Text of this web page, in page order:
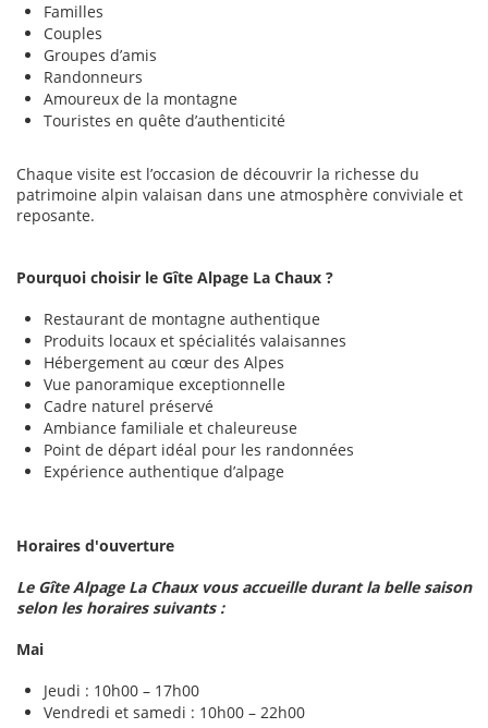
Familles
Couples
Groupes d’amis
Randonneurs
Amoureux de la montagne
Touristes en quête d’authenticité
Chaque visite est l’occasion de découvrir la richesse du
patrimoine alpin valaisan dans une atmosphère conviviale et
reposante.
Pourquoi choisir le Gîte Alpage La Chaux ?
Restaurant de montagne authentique
Produits locaux et spécialités valaisannes
Hébergement au cœur des Alpes
Vue panoramique exceptionnelle
Cadre naturel préservé
Ambiance familiale et chaleureuse
Point de départ idéal pour les randonnées
Expérience authentique d’alpage
Horaires d'ouverture
Le Gîte Alpage La Chaux vous accueille durant la belle saison
selon les horaires suivants :
Mai
Jeudi : 10h00 – 17h00
Vendredi et samedi : 10h00 – 22h00